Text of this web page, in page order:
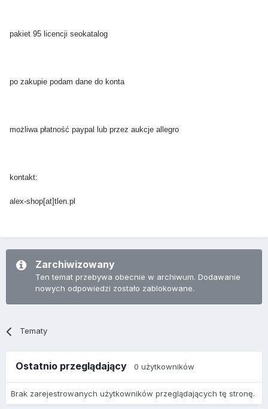
pakiet 95 licencji seokatalog
po zakupie podam dane do konta
możliwa płatność paypal lub przez aukcje allegro
kontakt:
alex-shop[at]tlen.pl
Zarchiwizowany
Ten temat przebywa obecnie w archiwum. Dodawanie
nowych odpowiedzi zostało zablokowane.
Tematy
Ostatnio przeglądający 0 użytkowników
Brak zarejestrowanych użytkowników przeglądających tę stronę.